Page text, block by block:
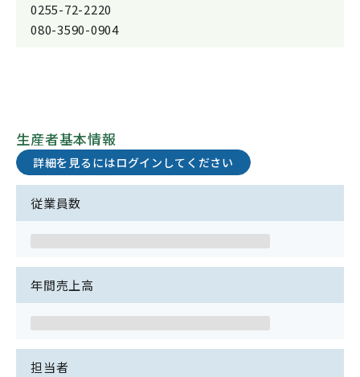
0255-72-2220
080-3590-0904
生産者基本情報
詳細を見るにはログインしてください
従業員数
年間売上高
担当者